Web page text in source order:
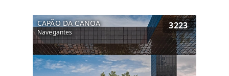
CAPÃO DA CANOA
Navegantes
3223